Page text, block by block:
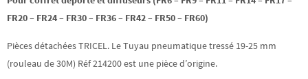
FR20 – FR24 – FR30 – FR36 – FR42 – FR50 – FR60)
Pièces détachées TRICEL. Le Tuyau pneumatique tressé 19-25 mm
(rouleau de 30M) Réf 214200 est une pièce d’origine.